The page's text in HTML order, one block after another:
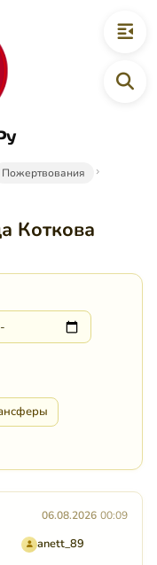
Пожертвования
Коткова
06.08.2026 00:09
anett_89